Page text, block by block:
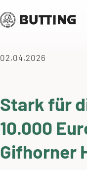
02.04.2026
Stark für
10.000
Gifhorner